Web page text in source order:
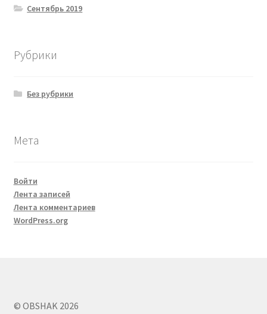
Сентябрь 2019
Рубрики
Без рубрики
Мета
Войти
Лента записей
Лента комментариев
WordPress.org
© OBSHAK 2026